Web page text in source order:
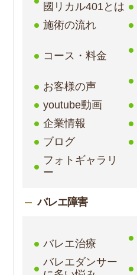
國リカル401とは
施術の流れ
コース・料金
お客様の声
youtube動画
企業情報
ブログ
フォトギャラリ
ー
バレエ障害
バレエ治療
バレエダンサー